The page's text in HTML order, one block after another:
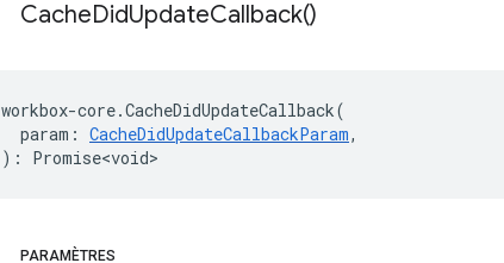
CacheDidUpdateCallback()
workbox-core.CacheDidUpdateCallback(
param : CacheDidUpdateCallbackParam,
) : Promise<void>
PARAMÈTRES